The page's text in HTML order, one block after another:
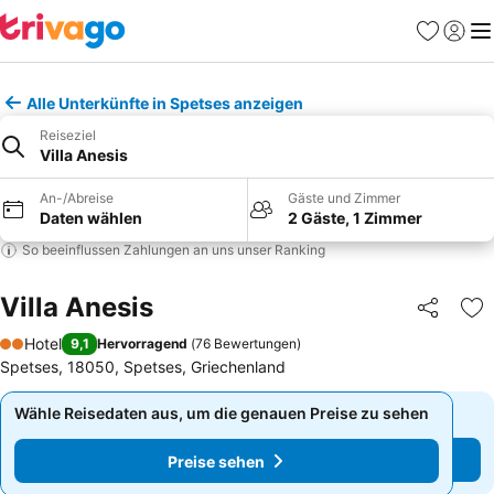
Favoriten
Alle Unterkünfte in Spetses anzeigen
Reiseziel
Villa Anesis
An-/Abreise
Daten wählen
Gäste und Zimmer
2 Gäste, 1 Zimmer
So beeinflussen Zahlungen an uns unser Ranking
Villa Anesis Teilen
2 Sterne
Hotel 9,1 Hervorragend (76 Bewertungen)
Spetses, 18050, Spetses, Griechenland
Wähle Reisedaten aus, um die genauen Preise zu sehen
Preise sehen
Wähle Reisedaten aus, um die genauen Preise zu sehen
Preise sehen